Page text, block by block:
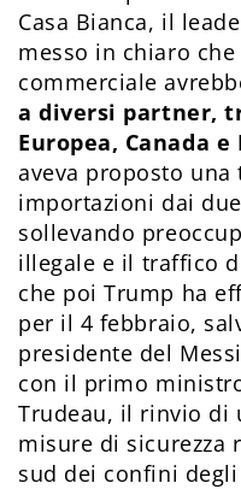
Casa Bianca, il
messo in chiaro
commerciale
a diversi partner,
Europea, Canada e
aveva proposto
importazioni dai
sollevando
illegale e il traffico
che poi Trump ha
per il 4 febbraio,
presidente del
con il primo
Trudeau, il rinvio di
misure di sicurezza
sud dei confini